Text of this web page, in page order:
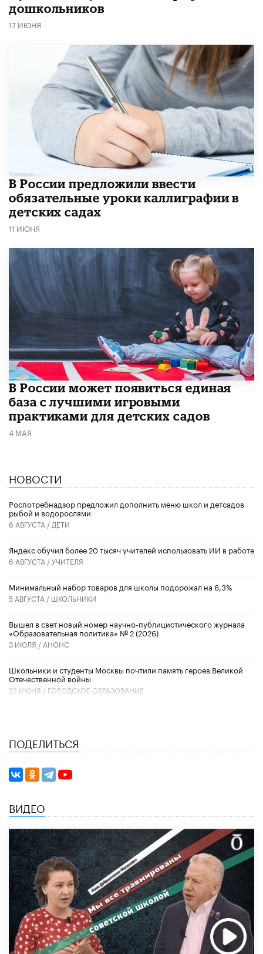
дошкольников
17 ИЮНЯ
В России предложили ввести
обязательные уроки каллиграфии в
детских садах
11 ИЮНЯ
В России может появиться единая
база с лучшими игровыми
практиками для детских садов
4 МАЯ
НОВОСТИ
Роспотребнадзор предложил дополнить меню школ и детсадов
рыбой и водорослями
6 АВГУСТА / ДЕТИ
​Яндекс обучил более 20 тысяч учителей использовать ИИ в работе
6 АВГУСТА /УЧИТЕЛЯ
Минимальный набор товаров для школы подорожал на 6,3%
5 АВГУСТА / ШКОЛЬНИКИ
Вышел в свет новый номер научно-публицистического журнала
«Образовательная политика» № 2 (2026)
3 ИЮЛЯ / АНОНС
Школьники и студенты Москвы почтили память героев Великой
Отечественной войны
22 ИЮНЯ / ГОРОДСКОЕ ОБРАЗОВАНИЕ
ПОДЕЛИТЬСЯ
ВИДЕО